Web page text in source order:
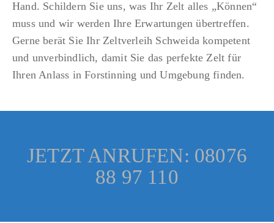
Hand. Schildern Sie uns, was Ihr Zelt alles „Können“
muss und wir werden Ihre Erwartungen übertreffen.
Gerne berät Sie Ihr Zeltverleih Schweida kompetent
und unverbindlich, damit Sie das perfekte Zelt für
Ihren Anlass in Forstinning und Umgebung finden.
JETZT ANRUFEN: 08076
88 97 110